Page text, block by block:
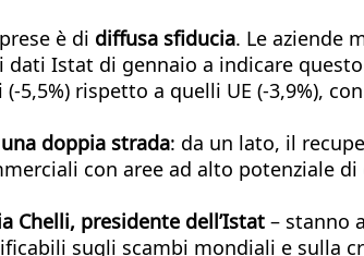
è di diffusa sfiducia. Le aziende
Istat di gennaio a indicare
rispetto a quelli UE (-3,9%),
doppia strada: da un lato, il
con aree ad alto potenziale
Chelli, presidente dell’Istat – stanno
sugli scambi mondiali e sulla